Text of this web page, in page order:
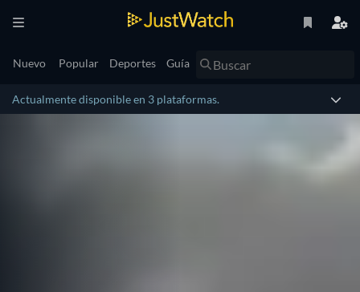
Nuevo Popular Deportes Guía
Actualmente disponible en 3 plataformas.